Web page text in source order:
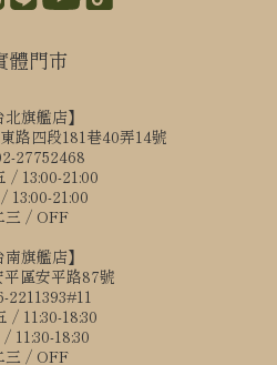
體門市
北旗艦店】
路四段181巷40弄14號
27752468
/ 13:00-21:00
13:00-21:00
三 / OFF
南旗艦店】
平區安平路87號
2211393#11
/ 11:30-18:30
11:30-18:30
三 / OFF